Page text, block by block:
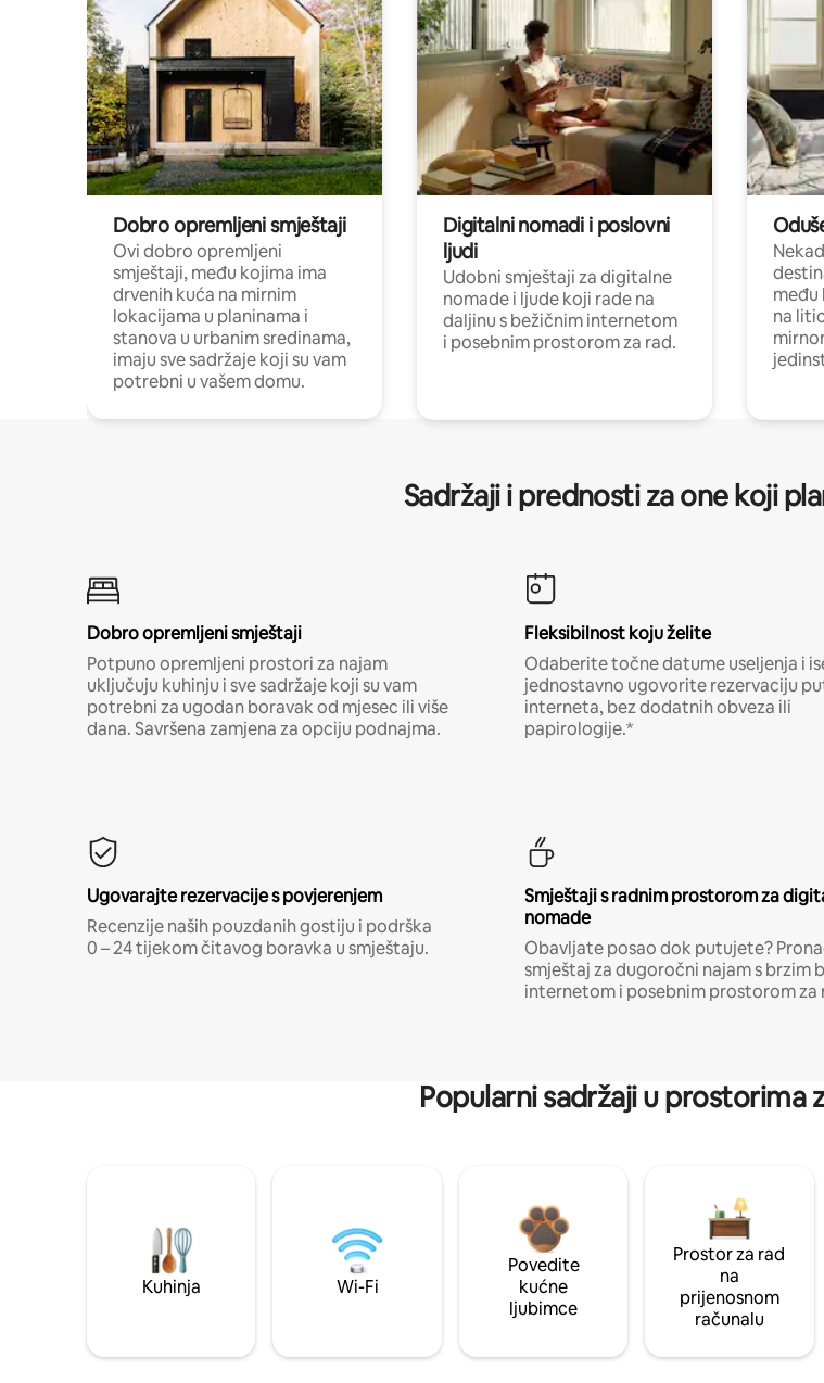
Dobro opremljeni smještaji
Ovi dobro opremljeni
smještaji, među kojima ima
drvenih kuća na mirnim
lokacijama u planinama i
stanova u urbanim sredinama,
imaju sve sadržaje koji su vam
potrebni u vašem domu.
Digitalni nomadi i poslovni
ljudi
Udobni smještaji za digitalne
nomade i ljude koji rade na
daljinu s bežičnim internetom
i posebnim prostorom za rad.
među
na
Sadržaji i prednosti za one koji
Dobro opremljeni smještaji
Potpuno opremljeni prostori za najam
uključuju kuhinju i sve sadržaje koji su vam
potrebni za ugodan boravak od mjesec ili više
dana. Savršena zamjena za opciju podnajma.
Fleksibilnost koju želite
Odaberite točne datume useljenja i
jednostavno ugovorite rezervaciju
interneta, bez dodatnih obveza ili
papirologije.*
Ugovarajte rezervacije s povjerenjem
Recenzije naših pouzdanih gostiju i podrška
0 – 24 tijekom čitavog boravka u smještaju.
Smještaji s radnim prostorom za
nomade
Obavljate posao dok putujete?
smještaj za dugoročni najam s brzim
internetom i posebnim prostorom za
Popularni sadržaji u prostorima
Kuhinja Wi-Fi
Povedite
kućne
ljubimce
Prostor za rad
na
prijenosnom
računalu